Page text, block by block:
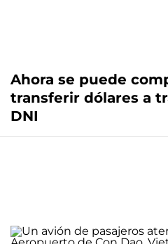
Ahora se puede
transferir dólares a
DNI